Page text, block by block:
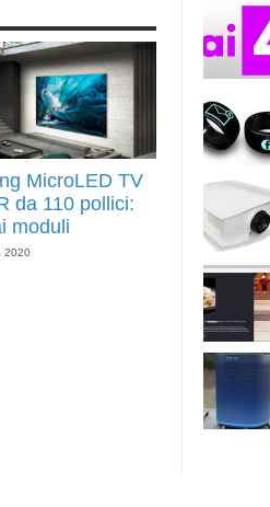
MicroLED TV
da 110 pollici:
moduli
2020